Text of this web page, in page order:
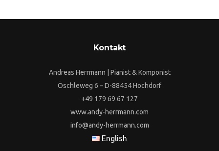
Kontakt
Andreas Herrmann | Pianist & Komponist
Öschleweg 6 – D-88454 Hochdorf
+49 179 69 67 127
www.andy-herrmann.com
info@andy-herrmann.com
English